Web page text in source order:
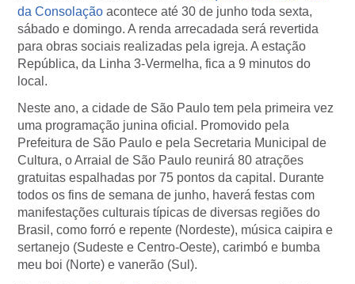
da Consolação acontece até 30 de junho toda sexta,
sábado e domingo. A renda arrecadada será revertida
para obras sociais realizadas pela igreja. A estação
República, da Linha 3-Vermelha, fica a 9 minutos do
local.
Neste ano, a cidade de São Paulo tem pela primeira vez
uma programação junina oficial. Promovido pela
Prefeitura de São Paulo e pela Secretaria Municipal de
Cultura, o Arraial de São Paulo reunirá 80 atrações
gratuitas espalhadas por 75 pontos da capital. Durante
todos os fins de semana de junho, haverá festas com
manifestações culturais típicas de diversas regiões do
Brasil, como forró e repente (Nordeste), música caipira e
sertanejo (Sudeste e Centro-Oeste), carimbó e bumba
meu boi (Norte) e vanerão (Sul).